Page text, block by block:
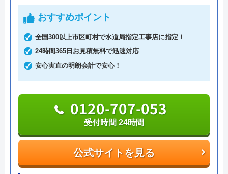
Googleクチコミを見る
や水漏れ修理に対応。受付時間は7:00～22:00です。
365日年中無休で営業しているので、週末や祝日で
も依頼が可能です。電話を掛けると、受付から最短
30分で駆けつけてくれます。排水管のつまり、あふ
れなど、急なトラブルが発生しても迅速に対応して
くれます。
「WEBを見た」と伝えれば、料金から1,000円割引
に。例えば排水管の修理見積は0円。排水管修理費
用は2,200円～。業界最安値に挑戦しているので、良
心的な価格です。
おすすめポイント
全国300以上市区町村で水道局指定工事店に指定！
24時間365日お見積無料で迅速対応
安心実直の明朗会計で安心！
公式サイトを見る
0120-707-053
受付時間 24時間